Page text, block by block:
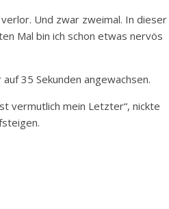
Und zwar zweimal. In dieser
Mal bin ich schon etwas nervös
35 Sekunden angewachsen.
vermutlich mein Letzter“, nickte